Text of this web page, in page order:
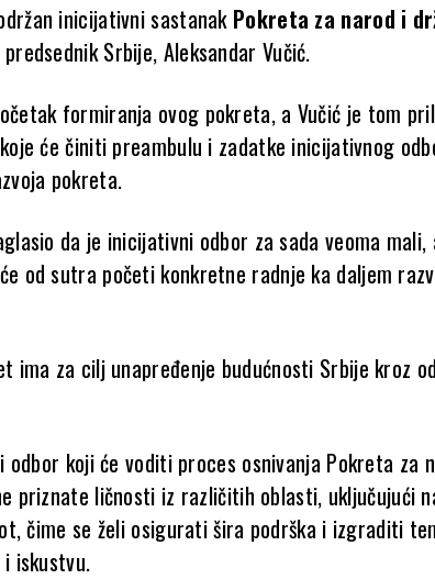
inicijativni sastanak Pokreta za narod i
Srbije, Aleksandar Vučić.
formiranja ovog pokreta, a Vučić je tom
će činiti preambulu i zadatke inicijativnog
pokreta.
da je inicijativni odbor za sada veoma
od sutra početi konkretne radnje ka daljem
ima za cilj unapređenje budućnosti Srbije kroz
koji će voditi proces osnivanja Pokreta za
priznate ličnosti iz različitih oblasti, uključujući
čime se želi osigurati šira podrška i izgraditi
iskustvu.